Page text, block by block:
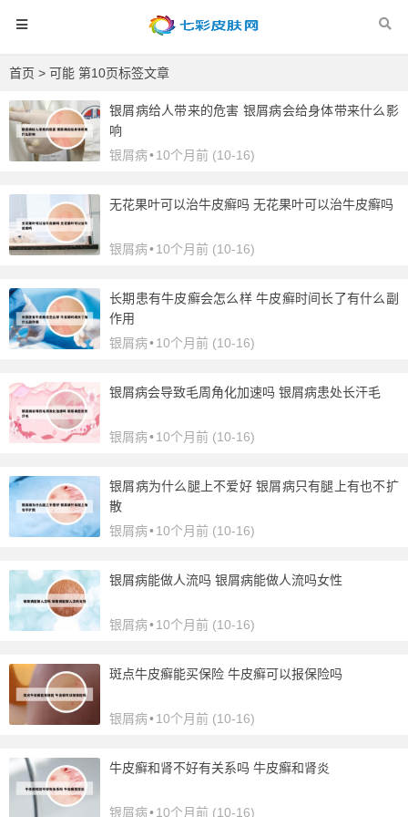
首页 > 可能 第10页标签文章
银屑病给人带来的危害 银屑病会给身体带来什么影
响
银屑病•10个月前 (10-16)
无花果叶可以治牛皮癣吗 无花果叶可以治牛皮癣吗
银屑病•10个月前 (10-16)
长期患有牛皮癣会怎么样 牛皮癣时间长了有什么副
作用
银屑病•10个月前 (10-16)
银屑病会导致毛周角化加速吗 银屑病患处长汗毛
银屑病•10个月前 (10-16)
银屑病为什么腿上不爱好 银屑病只有腿上有也不扩
散
银屑病•10个月前 (10-16)
银屑病能做人流吗 银屑病能做人流吗女性
银屑病•10个月前 (10-16)
斑点牛皮癣能买保险 牛皮癣可以报保险吗
银屑病•10个月前 (10-16)
牛皮癣和肾不好有关系吗 牛皮癣和肾炎
银屑病•10个月前 (10-16)